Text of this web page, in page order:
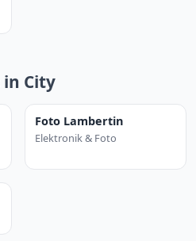
in City
Foto Lambertin
Elektronik & Foto